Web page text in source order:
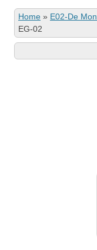
Home » E02-De
EG-02